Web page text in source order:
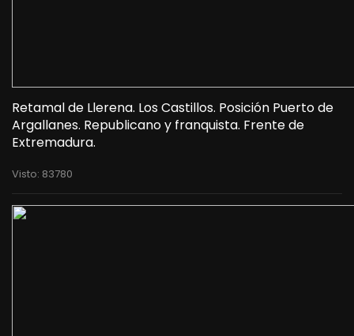
Retamal de Llerena. Los Castillos. Posición Puerto de
Argallanes. Republicano y franquista. Frente de
Extremadura.
Visto: 83780